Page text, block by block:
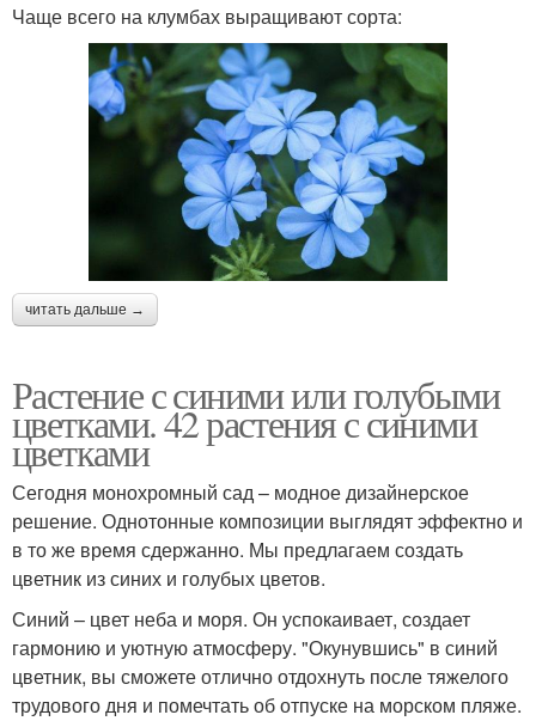
Чаще всего на клумбах выращивают сорта:
читать дальше →
Растение с синими или голубыми
цветками. 42 растения с синими
цветками
Сегодня монохромный сад – модное дизайнерское
решение. Однотонные композиции выглядят эффектно и
в то же время сдержанно. Мы предлагаем создать
цветник из синих и голубых цветов.
Синий – цвет неба и моря. Он успокаивает, создает
гармонию и уютную атмосферу. "Окунувшись" в синий
цветник, вы сможете отлично отдохнуть после тяжелого
трудового дня и помечтать об отпуске на морском пляже.